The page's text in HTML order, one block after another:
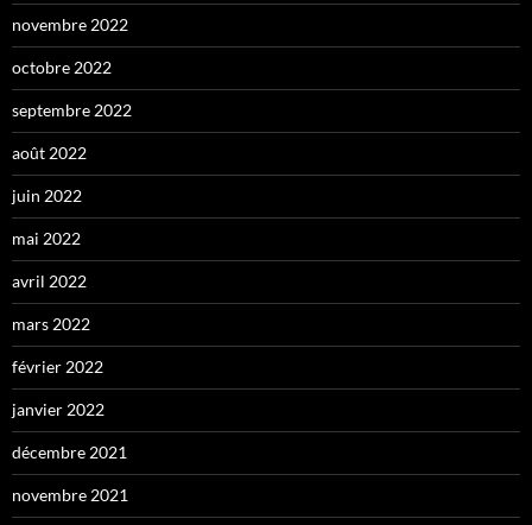
novembre 2022
octobre 2022
septembre 2022
août 2022
juin 2022
mai 2022
avril 2022
mars 2022
février 2022
janvier 2022
décembre 2021
novembre 2021